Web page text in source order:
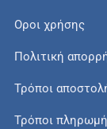
Οροι χρήσης
Πολιτική
Τρόποι
Τρόποι